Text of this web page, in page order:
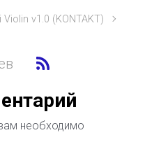
v1.0 (KONTAKT)
необходимо